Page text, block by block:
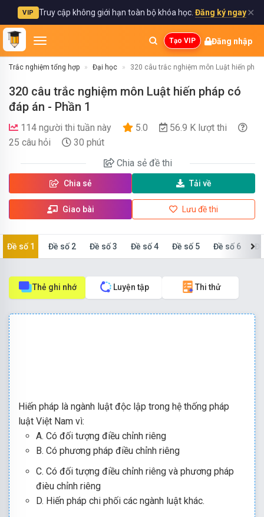
VIP Truy cập không giới hạn toàn bộ khóa học. Đăng ký ngay✕
Tạo VIP Đăng nhập
Trắc nghiệm tổng hợp Đại học 320 câu trắc nghiệm môn Luật hiến pháp
320 câu trắc nghiệm môn Luật hiến pháp có
đáp án - Phần 1
114 người thi tuần này 5.0
56.9 K lượt thi
25 câu hỏi
30 phút
Chia sẻ đề thi
Chia sẻ
Giao bài
Tải về
Lưu đề thi
Đề số 1 Đề số 2 Đề số 3 Đề số 4 Đề số 5 Đề số 6
Thẻ ghi nhớ Luyện tập Thi thử
Hiến pháp là ngành luật độc lập trong hệ thống pháp
luật Việt Nam vì:
A. Có đối tượng điều chỉnh riêng
B. Có phương pháp điều chỉnh riêng
C. Có đối tượng điều chỉnh riêng và phương pháp
đièu chỉnh riêng
D. Hiến pháp chi phối các ngành luật khác.